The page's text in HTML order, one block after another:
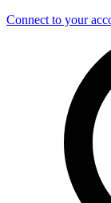
Connect to your